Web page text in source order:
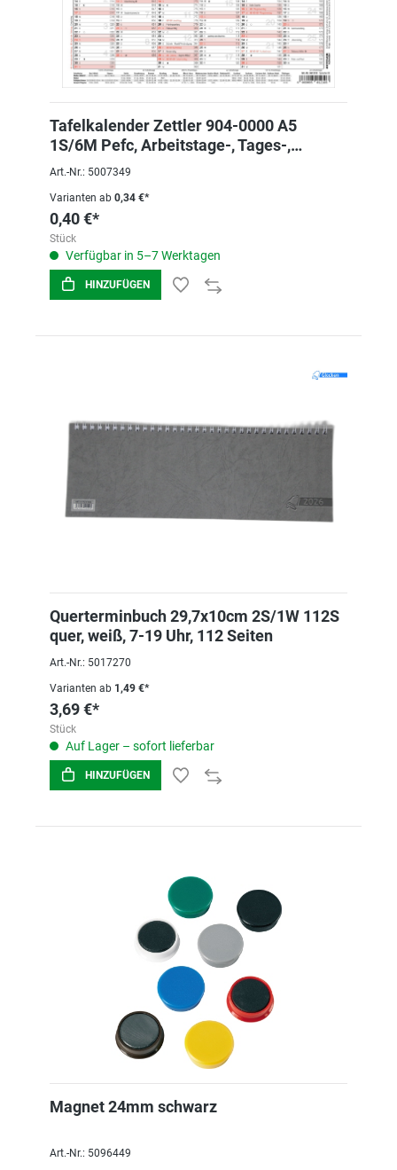
Tafelkalender Zettler 904-0000 A5
1S/6M Pefc, Arbeitstage-, Tages-,
Wochenzählun
Art.-Nr.: 5007349
Varianten ab 0,34 €*
0,40 €*
Stück
Verfügbar in 5–7 Werktagen
HINZUFÜGEN
Querterminbuch 29,7x10cm 2S/1W 112S
quer, weiß, 7-19 Uhr, 112 Seiten
Art.-Nr.: 5017270
Varianten ab 1,49 €*
3,69 €*
Stück
Auf Lager – sofort lieferbar
HINZUFÜGEN
Magnet 24mm schwarz
Art.-Nr.: 5096449